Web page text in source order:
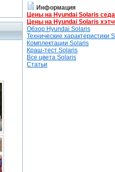
Информация
Цены на Hyundai Solaris
Цены на Hyundai Solaris
Обзор Hyundai Solaris
Технические характеристики
Комплектации Solaris
Краш-тест Solaris
Все цвета Solaris
Статьи